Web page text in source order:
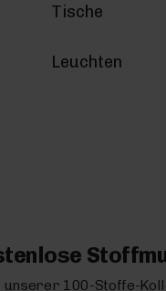
Tische
Leuchten
unserer 100-Stoffe-